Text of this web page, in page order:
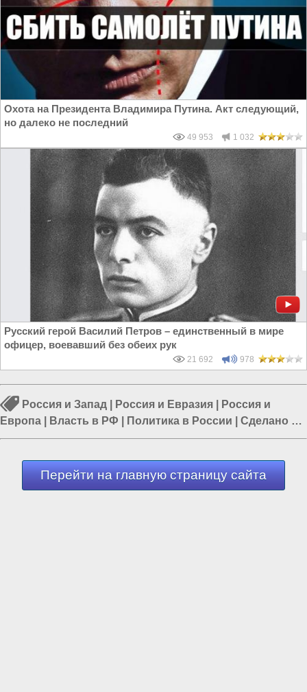
Охота на Президента Владимира Путина. Акт следующий,
но далеко не последний
49 953 1 032
Русский герой Василий Петров – единственный в мире
офицер, воевавший без обеих рук
21 692 978
Россия и Запад Россия и Евразия
Россия и
Европа
Власть в РФ Политика в России
Сделано в
России|Россия и ЕС
Перейти на главную страницу сайта